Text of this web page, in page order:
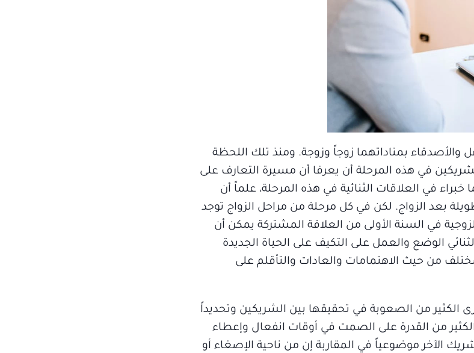
والأصدقاء بمناداتهما زوجاً وزوجة. ومنذ تلك اللحظة
في هذه المرحلة أن يعرفا أن مسيرة التعارف على
خبراء في العلاقات الثنائية في هذه المرحلة، علماً أن
بعد الزواج. لكن في كل مرحلة من مراحل الزواج توجد
في السنة الأولى من العلاقة المشتركة يمكن أن
الوضع والعمل على التكيف على الحياة الجديدة
من حيث الاهتمامات والعادات والتأقلم على
الكثير من الصعوبة في تحقيقها بين الشريكين وتحديداً
من القدرة على الصمت في أوقات انفعال وإعطاء
الآخر موضوعياً في المقاربة إن من ناحية الإصغاء أو